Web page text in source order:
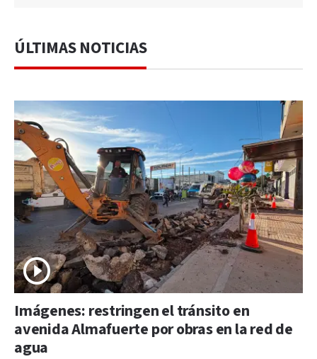
ÚLTIMAS NOTICIAS
Imágenes: restringen el tránsito en
avenida Almafuerte por obras en la red de
agua